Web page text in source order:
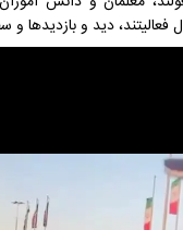
فعالیتند، دید و بازدیدها و